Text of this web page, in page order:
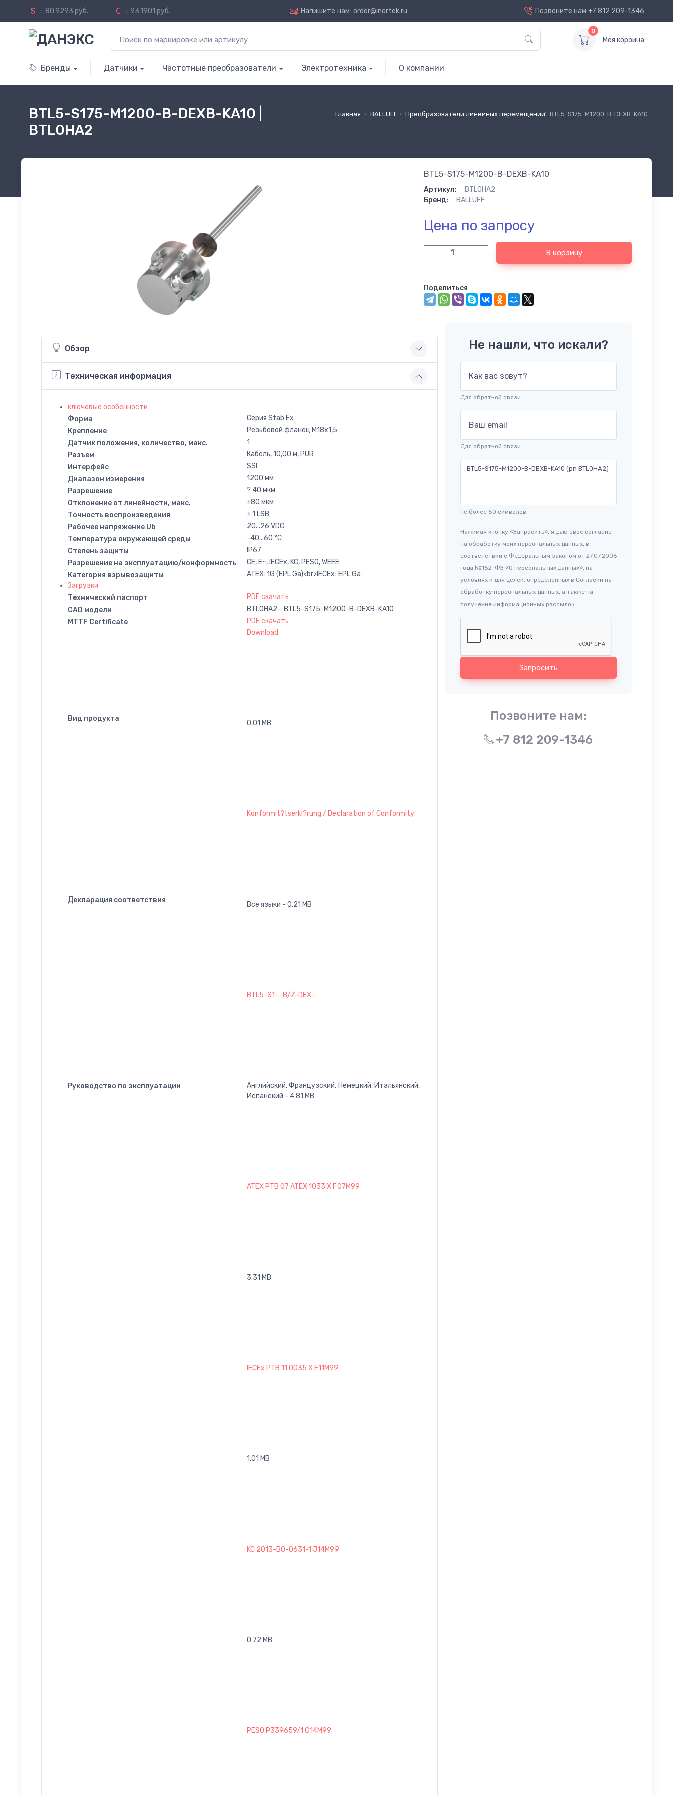
= 80.9293 руб. = 93.1901 руб. Напишите нам: order@inortek.ru Позвоните нам +7 812 209-1346
0
Моя корзина
Бренды Датчики Частотные преобразователи Электротехника О компании
Главная BALLUFF Преобразователи линейных перемещений BTL5-S175-M1200-B-DEXB-KA10
BTL5-S175-M1200-B-DEXB-KA10 |
BTL0HA2
BTL5-S175-M1200-B-DEXB-KA10
Артикул:
BTL0HA2
Бренд:
BALLUFF
Цена по запросу
В корзину
Поделиться
Обзор
Техническая информация
ключевые особенности
Форма
Серия Stab Ex
Крепление
Резьбовой фланец M18x1,5
Датчик положения, количество, макс.
1
Разъем
Кабель, 10,00 м, PUR
Интерфейс
SSI
Диапазон измерения
1200 мм
Разрешение
? 40 мкм
Отклонение от линейности, макс.
±80 мкм
Точность воспроизведения
± 1 LSB
Рабочее напряжение Ub
20...26 VDC
Температура окружающей среды
-40...60 °C
Степень защиты
IP67
Разрешение на эксплуатацию/конформность
CE, E~, IECEx, KC, PESO, WEEE
Категория взрывозащиты
ATEX: 1G (EPL Ga)<br>IECEx: EPL Ga
Загрузки
Технический паспорт
PDF скачать
CAD модели
BTL0HA2 - BTL5-S175-M1200-B-DEXB-KA10
MTTF Certificate
PDF скачать
Вид продукта
Download
0.01 MB
Декларация соответствия
Konformit?tserkl?rung / Declaration of Conformity
Все языки - 0.21 MB
Руководство по эксплуатации
BTL5-S1-.-B/Z-DEX-.
Английский, Французский, Немецкий, Итальянский,
Испанский - 4.81 MB
ATEX PTB 07 ATEX 1033 X F07M99
3.31 MB
IECEx PTB 11.0035 X E11M99
1.01 MB
KC 2013-BO-0631-1 J14M99
0.72 MB
PESO P339659/1 G14M99
Не нашли, что искали?
Как вас зовут?
Для обратной связи.
Ваш email
Для обратной связи.
не более 50 символов.
Нажимая кнопку «Запросить», я даю свое согласие
на обработку моих персональных данных, в
соответствии с Федеральным законом от 27.07.2006
года №152-ФЗ «О персональных данных», на
условиях и для целей, определенных в Согласии на
обработку персональных данных, а также на
получение информационных рассылок.
Запросить
Позвоните нам:
+7 812 209-1346